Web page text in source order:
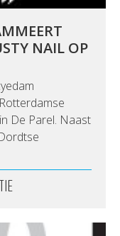
NAIL OP
De Parel. Naast